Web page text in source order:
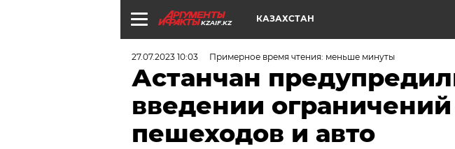
KZAIF.KZ КАЗАХСТАН
27.07.2023 10:03 Примерное время чтения: меньше минуты
Астанчан
введении
пешеходов и авто